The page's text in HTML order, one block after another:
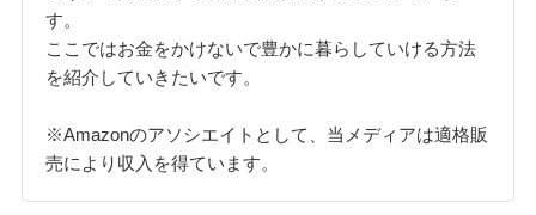
す。
ここではお金をかけないで豊かに暮らしていける方法
を紹介していきたいです。
※Amazonのアソシエイトとして、当メディアは適格販
売により収入を得ています。